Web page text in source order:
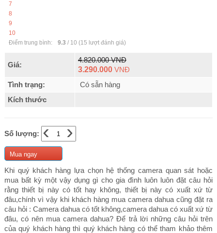
7
8
9
10
Điểm trung bình:
9.3 / 10 (15 lượt đánh giá)
Giá:
4.820.000 VNĐ
3.290.000 VNĐ
Tình trạng:
Có sẵn hàng
Kích thước
Số lượng: ›
‹
Mua ngay
Khi quý khách hàng lựa chọn hệ thống camera quan sát hoặc
mua bất kỳ một vậy dụng gì cho gia đình luôn luôn đặt câu hỏi
rằng thiết bị này có tốt hay không, thiết bị này có xuất xứ từ
đâu,chính vì vậy khi khách hàng mua camera dahua cũng đặt ra
câu hỏi : Camera dahua có tốt không,camera dahua có xuất xứ từ
đâu, có nên mua camera dahua? Để trả lời những câu hỏi trên
của quý khách hàng thì quý khách hàng có thể tham khảo thêm